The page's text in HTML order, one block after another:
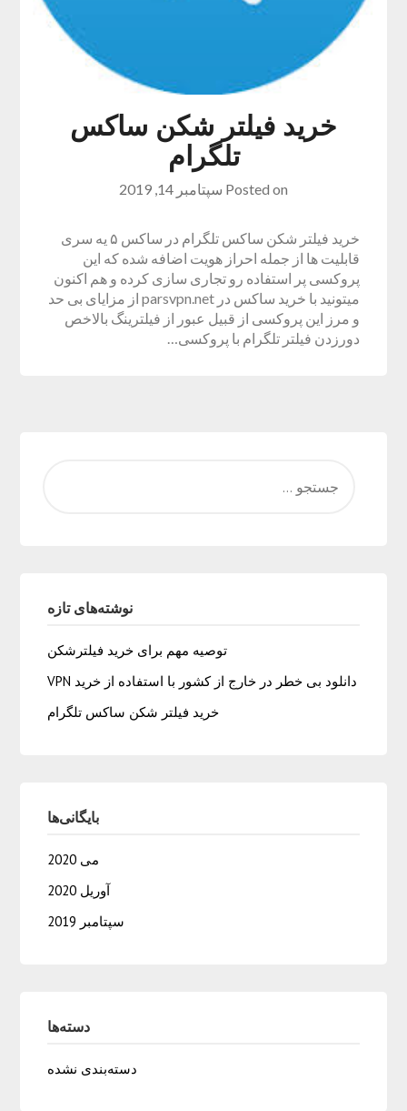
خرید فیلتر شکن ساکس
تلگرام
Posted on سپتامبر 14, 2019
خرید فیلتر شکن ساکس تلگرام در ساکس ۵ یه سری
قابلیت ها از جمله احراز هویت اضافه شده که این
پروکسی پر استفاده رو تجاری سازی کرده و هم اکنون
میتونید با خرید ساکس در parsvpn.net از مزایای بی حد
و مرز این پروکسی از قبیل عبور از فیلترینگ بالاخص
دورزدن فیلتر تلگرام با پروکسی…
نوشته‌های تازه
توصیه مهم برای خرید فیلترشکن
دانلود بی خطر در خارج از کشور با استفاده از خرید VPN
خرید فیلتر شکن ساکس تلگرام
بایگانی‌ها
می 2020
آوریل 2020
سپتامبر 2019
دسته‌ها
دسته‌بندی نشده